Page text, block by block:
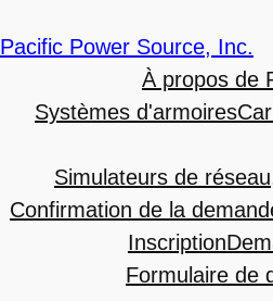
Pacific Power Source, Inc.
À propos de
Systèmes d'armoires
Simulateurs de
Confirmation de la
Inscription
Formulaire de